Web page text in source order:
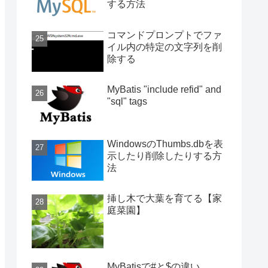
する方法
コマンドプロンプトでファ
イル内の特定の文字列を削
除する
MyBatis "include refid" and
"sql" tags
WindowsのThumbs.dbを表
示したり削除したりする方
法
挿し木で大葉を育てる【家
庭菜園】